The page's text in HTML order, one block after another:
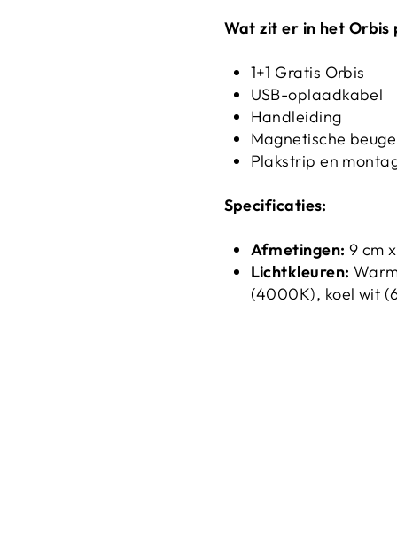
Wat zit er in het Orbis
1+1 Gratis Orbis
USB-oplaadkabel
Handleiding
Magnetische
Plakstrip en
Specificaties:
Afmetingen: 9 cm
Lichtkleuren:
(4000K), koel wit